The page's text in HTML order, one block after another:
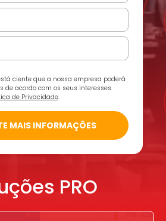
ciente que a nossa empresa poderá
de acordo com os seus interesses.
de Privacidade.
PRO